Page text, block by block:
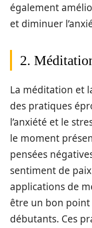
également
et diminuer
2.
La méditation et
des pratiques
l’anxiété et le
le moment
pensées
sentiment de
applications de
être un bon
débutants. Ces